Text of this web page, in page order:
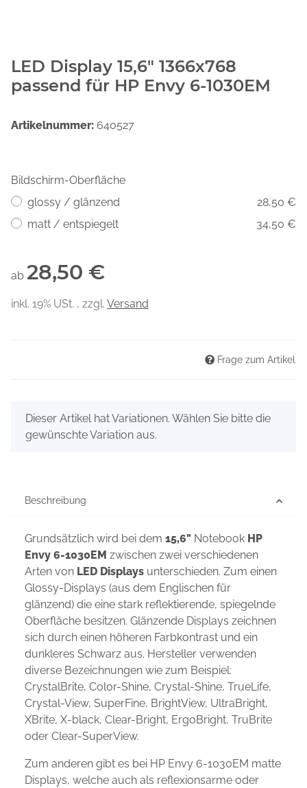
LED Display 15,6" 1366x768
passend für HP Envy 6-1030EM
Artikelnummer: 640527
Bildschirm-Oberfläche
glossy / glänzend
28,50 €
matt / entspiegelt
34,50 €
ab 28,50 €
inkl. 19% USt. , zzgl. Versand
Frage zum Artikel
x
Dieser Artikel hat Variationen. Wählen Sie bitte die
gewünschte Variation aus.
Beschreibung
Grundsätzlich wird bei dem 15,6" Notebook HP
Envy 6-1030EM zwischen zwei verschiedenen
Arten von LED Displays unterschieden. Zum einen
Glossy-Displays (aus dem Englischen für
glänzend) die eine stark reflektierende, spiegelnde
Oberfläche besitzen. Glänzende Displays zeichnen
sich durch einen höheren Farbkontrast und ein
dunkleres Schwarz aus. Hersteller verwenden
diverse Bezeichnungen wie zum Beispiel:
CrystalBrite, Color-Shine, Crystal-Shine, TrueLife,
Crystal-View, SuperFine, BrightView, UltraBright,
XBrite, X-black, Clear-Bright, ErgoBright, TruBrite
oder Clear-SuperView.
Zum anderen gibt es bei HP Envy 6-1030EM matte
Displays, welche auch als reflexionsarme oder